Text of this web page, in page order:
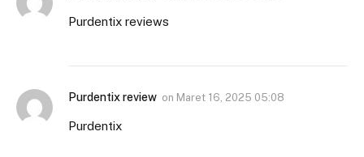
Purdentix reviews
Purdentix review on Maret 16, 2025 05:08
Purdentix